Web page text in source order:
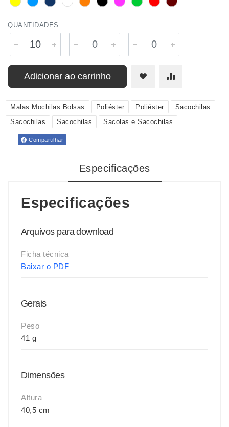
QUANTIDADES
Adicionar ao carrinho
Malas Mochilas Bolsas Poliéster Poliéster
Sacochilas
Sacochilas
Sacochilas Sacolas e Sacochilas
Compartilhar
Especificações
Especificações
Arquivos para download
Ficha técnica
Baixar o PDF
Gerais
Peso
41 g
Dimensões
Altura
40,5 cm